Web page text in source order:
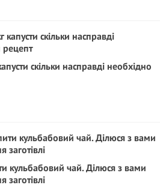
скільки насправді необхідно
кульбабовий чай. Ділюся з вами
заготівлі